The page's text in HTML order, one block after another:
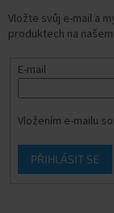
Vložte svůj e-mail a
produktech na
E-mail
Vložením e-mailu
PŘIHLÁSIT SE